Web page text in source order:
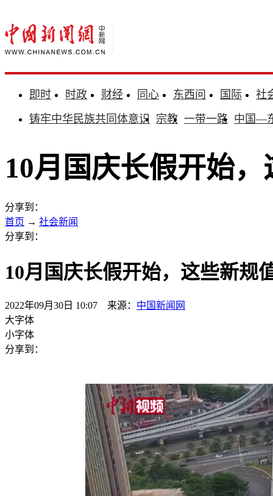
即时 时政 财经 同心 东西问 国际
社
铸牢中华民族共同体意识 宗教 一带一路 中国—
10月国庆长假开始
分享到：
首页 → 社会新闻
分享到：
10月国庆长假开始，这些新规
2022年09月30日 10:07 来源： 中国新闻网
大字体
小字体
分享到：